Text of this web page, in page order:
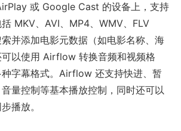
或 Google Cast 的设备上，支持
MKV、AVI、MP4、WMV、FLV
并添加电影元数据（如电影名称、海
以使用 Airflow 转换音频和视频格
字幕格式。Airflow 还支持快进、暂
量控制等基本播放控制，同时还可以
播放。